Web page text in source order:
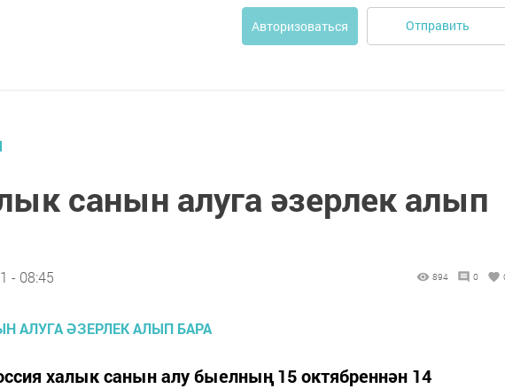
Авторизоваться Отправить
санын алуга әзерлек алып
- 08:45 894 0
халык санын алу быелның 15 октябреннән 14